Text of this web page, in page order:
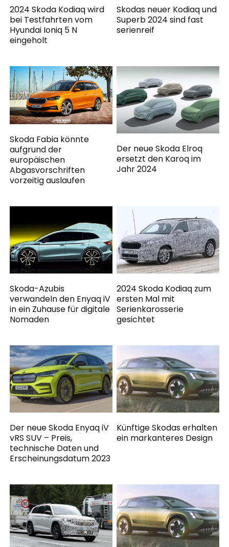
2024 Skoda Kodiaq wird
bei Testfahrten vom
Hyundai Ioniq 5 N
eingeholt
Skodas neuer Kodiaq und
Superb 2024 sind fast
serienreif
Skoda Fabia könnte
aufgrund der
europäischen
Abgasvorschriften
vorzeitig auslaufen
Der neue Skoda Elroq
ersetzt den Karoq im
Jahr 2024
Skoda-Azubis
verwandeln den Enyaq iV
in ein Zuhause für digitale
Nomaden
2024 Skoda Kodiaq zum
ersten Mal mit
Serienkarosserie
gesichtet
Der neue Skoda Enyaq iV
vRS SUV – Preis,
technische Daten und
Erscheinungsdatum 2023
Künftige Skodas erhalten
ein markanteres Design